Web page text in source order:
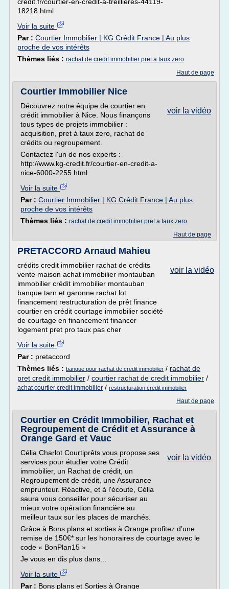
18218.html
Voir la suite
Par : Courtier Immobilier | KG Crédit France | Au plus
proche de vos intérêts
Thèmes liés : rachat de credit immobilier pret a taux zero
Haut de page
Courtier Immobilier Nice
voir la vidéo
Découvrez notre équipe de courtier en
crédit immobilier à Nice. Nous finançons
tous types de projets immobilier :
acquisition, pret à taux zero, rachat de
crédits ou regroupement.
Contactez l'un de nos experts :
http://www.kg-credit.fr/courtier-en-credit-a-
nice-6000-2255.html
Voir la suite
Par : Courtier Immobilier | KG Crédit France | Au plus
proche de vos intérêts
Thèmes liés : rachat de credit immobilier pret a taux zero
Haut de page
PRETACCORD Arnaud Mahieu
voir la vidéo
crédits credit immobilier rachat de crédits
vente maison achat immobilier montauban
immobilier crédit immobilier montauban
banque tarn et garonne rachat lot
financement restructuration de prêt finance
courtier en crédit courtage immobilier société
de courtage en financement financer
logement pret pro taux pas cher
Voir la suite
Par : pretaccord
Thèmes liés : banque pour rachat de credit immobilier / rachat de
pret credit immobilier / courtier rachat de credit immobilier /
achat courtier credit immobilier / restructuration credit immobilier
Haut de page
Courtier en Crédit Immobilier, Rachat et
Regroupement de Crédit et Assurance à
Orange Gard et Vauc
voir la vidéo
Célia Charlot Courtiprêts vous propose ses
services pour étudier votre Crédit
immobilier, un Rachat de crédit, un
Regroupement de crédit, une Assurance
emprunteur. Réactive, et à l'écoute, Célia
saura vous conseiller pour sécuriser au
mieux votre opération financière au
meilleur taux sur les places de marchés.
Grâce à Bons plans et sorties à Orange profitez d’une
remise de 150€* sur les honoraires de courtage avec le
code « BonPlan15 »
Je vous en dis plus dans...
Voir la suite
Par : Bons plans et Sorties à Orange